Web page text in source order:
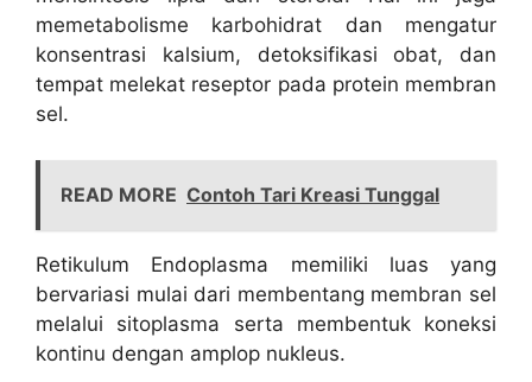
memetabolisme karbohidrat dan mengatur
konsentrasi kalsium, detoksifikasi obat, dan
tempat melekat reseptor pada protein membran
sel.
READ MORE Contoh Tari Kreasi Tunggal
Retikulum Endoplasma memiliki luas yang
bervariasi mulai dari membentang membran sel
melalui sitoplasma serta membentuk koneksi
kontinu dengan amplop nukleus.